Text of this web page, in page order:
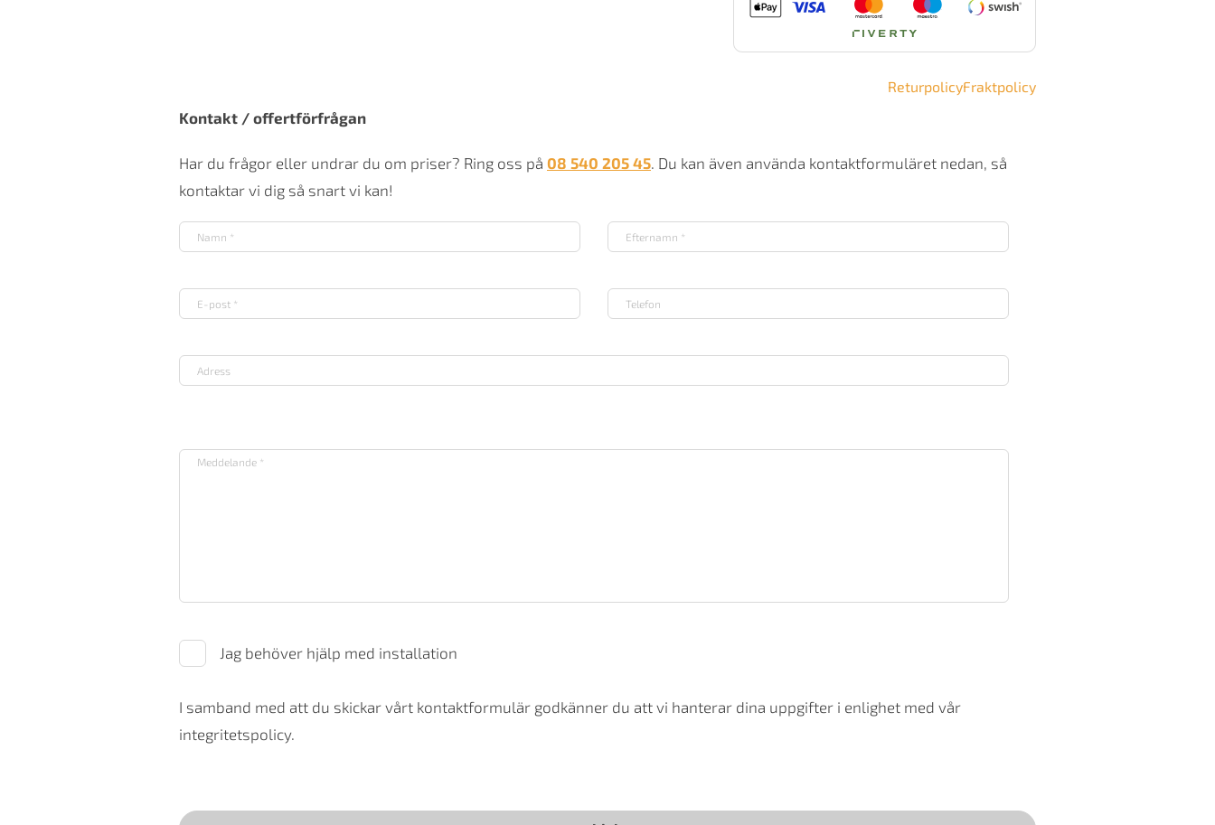
ReturpolicyFraktpolicy
Kontakt / offertförfrågan
Har du frågor eller undrar du om priser? Ring oss på 08 540 205 45. Du kan även använda kontaktformuläret nedan, så
kontaktar vi dig så snart vi kan!
Jag behöver hjälp med installation
I samband med att du skickar vårt kontaktformulär godkänner du att vi hanterar dina uppgifter i enlighet med vår
integritetspolicy.